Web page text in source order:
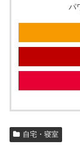
パ
自宅・寝室